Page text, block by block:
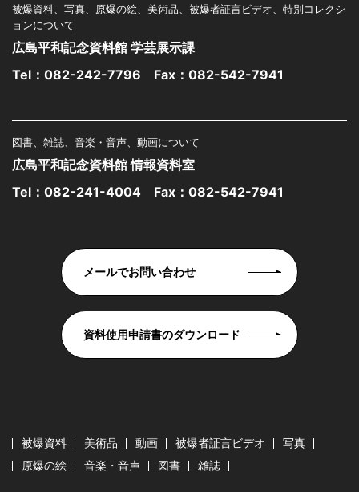
被爆資料、写真、原爆の絵、美術品、被爆者証言ビデオ、特別コレクシ
ョンについて
広島平和記念資料館 学芸展示課
Tel： 082-242-7796 Fax：082-542-7941
図書、雑誌、音楽・音声、動画について
広島平和記念資料館 情報資料室
Tel： 082-241-4004 Fax：082-542-7941
メールでお問い合わせ
資料使用申請書のダウンロード
被爆資料 美術品 動画 被爆者証言ビデオ
写真
原爆の絵
音楽・音声 図書 雑誌